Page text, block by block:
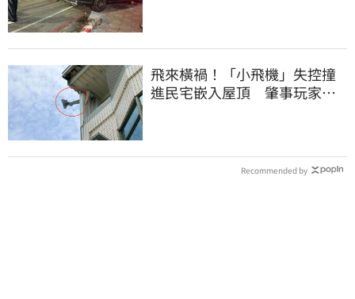
飛來橫禍！「小飛機」失控撞
進民宅嵌入屋頂 肇事玩家疑
Recommended by